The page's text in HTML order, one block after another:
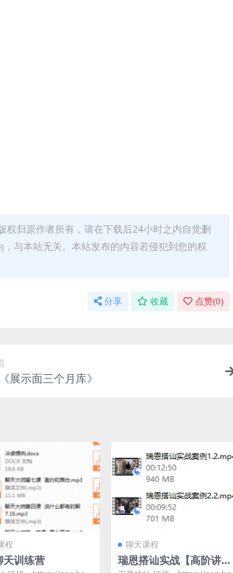
归原作者所有，请在下载后24小时之内自觉删
与本站无关。本站发布的内容若侵犯到您的权
分享 收藏 点赞(0)
展示面三个月库》
程
天训练营
聊天课程
瑞恩搭讪实战【高阶讲